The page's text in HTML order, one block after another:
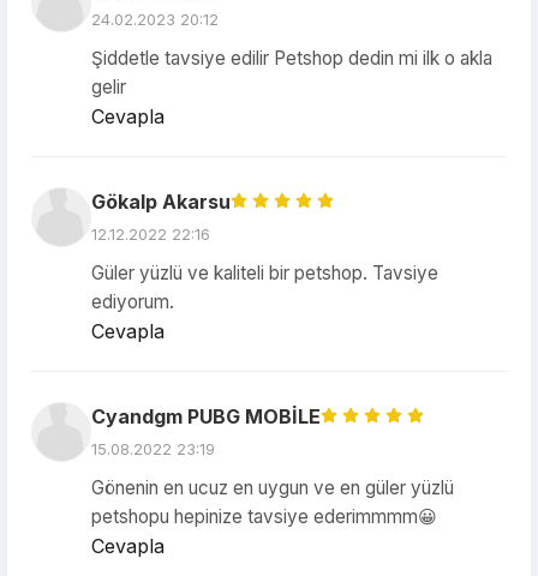
24.02.2023 20:12
Şiddetle tavsiye edilir Petshop dedin mi ilk o akla
gelir
Cevapla
Gökalp Akarsu
12.12.2022 22:16
Güler yüzlü ve kaliteli bir petshop. Tavsiye
ediyorum.
Cevapla
Cyandgm PUBG MOBİLE
15.08.2022 23:19
Gönenin en ucuz en uygun ve en güler yüzlü
petshopu hepinize tavsiye ederimmmm😀
Cevapla